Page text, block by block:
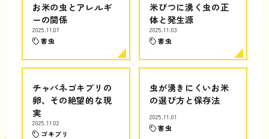
お米の虫とアレルギ
ーの関係
2025.11.07
害虫
米びつに湧く虫の正
体と発生源
2025.11.03
害虫
チャバネゴキブリの
卵、その絶望的な現
実
2025.11.02
ゴキブリ
虫が湧きにくいお米
の選び方と保存法
2025.11.01
害虫